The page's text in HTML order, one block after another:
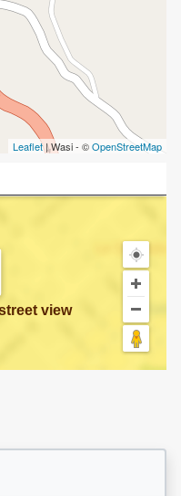
Leaflet| Wasi - ©OpenStreetMap
view